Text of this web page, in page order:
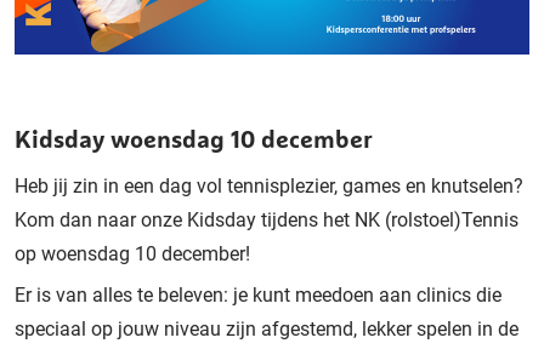
Kidsday woensdag 10 december
Heb jij zin in een dag vol tennisplezier, games en knutselen?
Kom dan naar onze Kidsday tijdens het NK (rolstoel)Tennis
op woensdag 10 december!
Er is van alles te beleven: je kunt meedoen aan clinics die
speciaal op jouw niveau zijn afgestemd, lekker spelen in de